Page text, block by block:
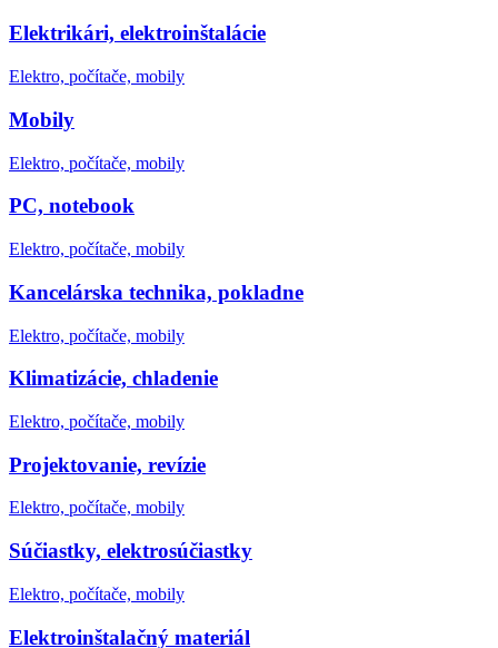
Elektrikári, elektroinštalácie
Elektro, počítače, mobily
Mobily
Elektro, počítače, mobily
PC, notebook
Elektro, počítače, mobily
Kancelárska technika, pokladne
Elektro, počítače, mobily
Klimatizácie, chladenie
Elektro, počítače, mobily
Projektovanie, revízie
Elektro, počítače, mobily
Súčiastky, elektrosúčiastky
Elektro, počítače, mobily
Elektroinštalačný materiál